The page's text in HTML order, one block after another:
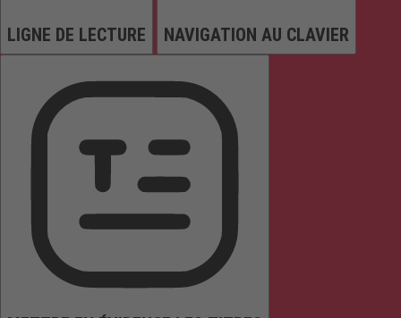
LIGNE DE LECTURE NAVIGATION AU CLAVIER